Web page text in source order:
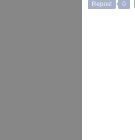
Repost
0